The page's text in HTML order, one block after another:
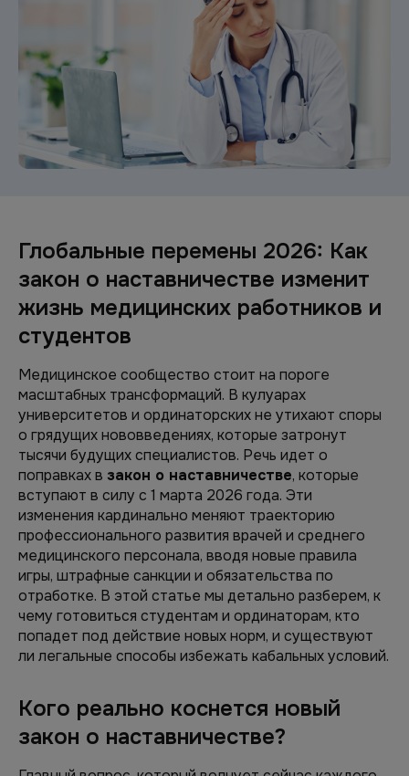
Глобальные перемены 2026: Как
закон о наставничестве изменит
жизнь медицинских работников и
студентов
Медицинское сообщество стоит на пороге
масштабных трансформаций. В кулуарах
университетов и ординаторских не утихают споры
о грядущих нововведениях, которые затронут
тысячи будущих специалистов. Речь идет о
поправках в закон о наставничестве, которые
вступают в силу с 1 марта 2026 года. Эти
изменения кардинально меняют траекторию
профессионального развития врачей и среднего
медицинского персонала, вводя новые правила
игры, штрафные санкции и обязательства по
отработке. В этой статье мы детально разберем, к
чему готовиться студентам и ординаторам, кто
попадет под действие новых норм, и существуют
ли легальные способы избежать кабальных условий.
Кого реально коснется новый
закон о наставничестве?